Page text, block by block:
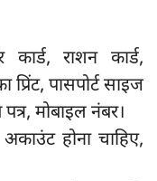
राशन कार्ड,
पासपोर्ट साइज
मोबाइल नंबर।
होना चाहिए,